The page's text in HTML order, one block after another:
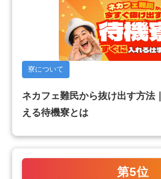
寮について
ネカフェ難民から抜け出す方法
える待機寮とは
第5位